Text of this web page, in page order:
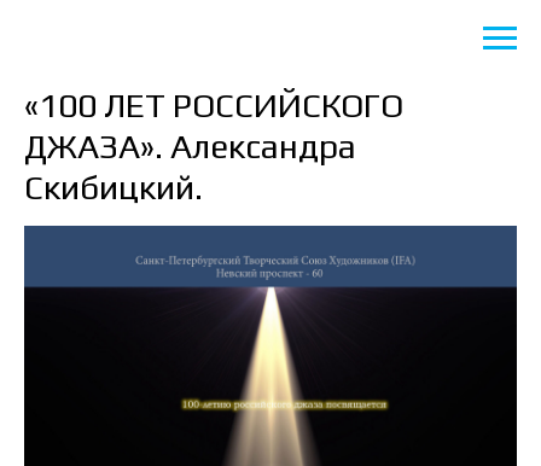
«100 ЛЕТ РОССИЙСКОГО
ДЖАЗА». Александра
Скибицкий.